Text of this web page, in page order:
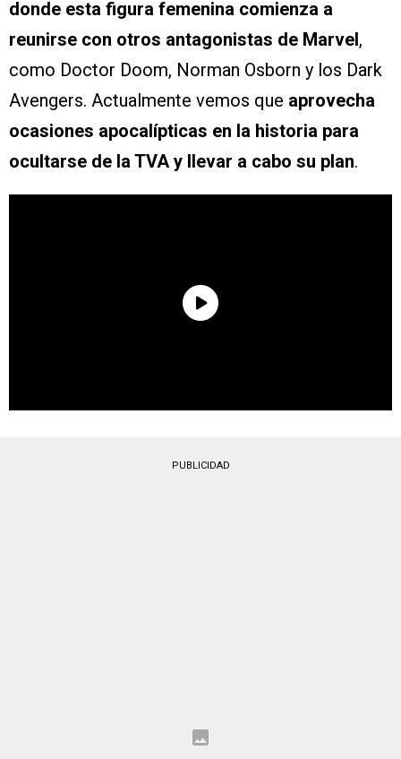
donde esta figura femenina comienza a
reunirse con otros antagonistas de Marvel ,
como Doctor Doom, Norman Osborn y los Dark
Avengers. Actualmente vemos que aprovecha
ocasiones apocalípticas en la historia para
ocultarse de la TVA y llevar a cabo su plan.
PUBLICIDAD